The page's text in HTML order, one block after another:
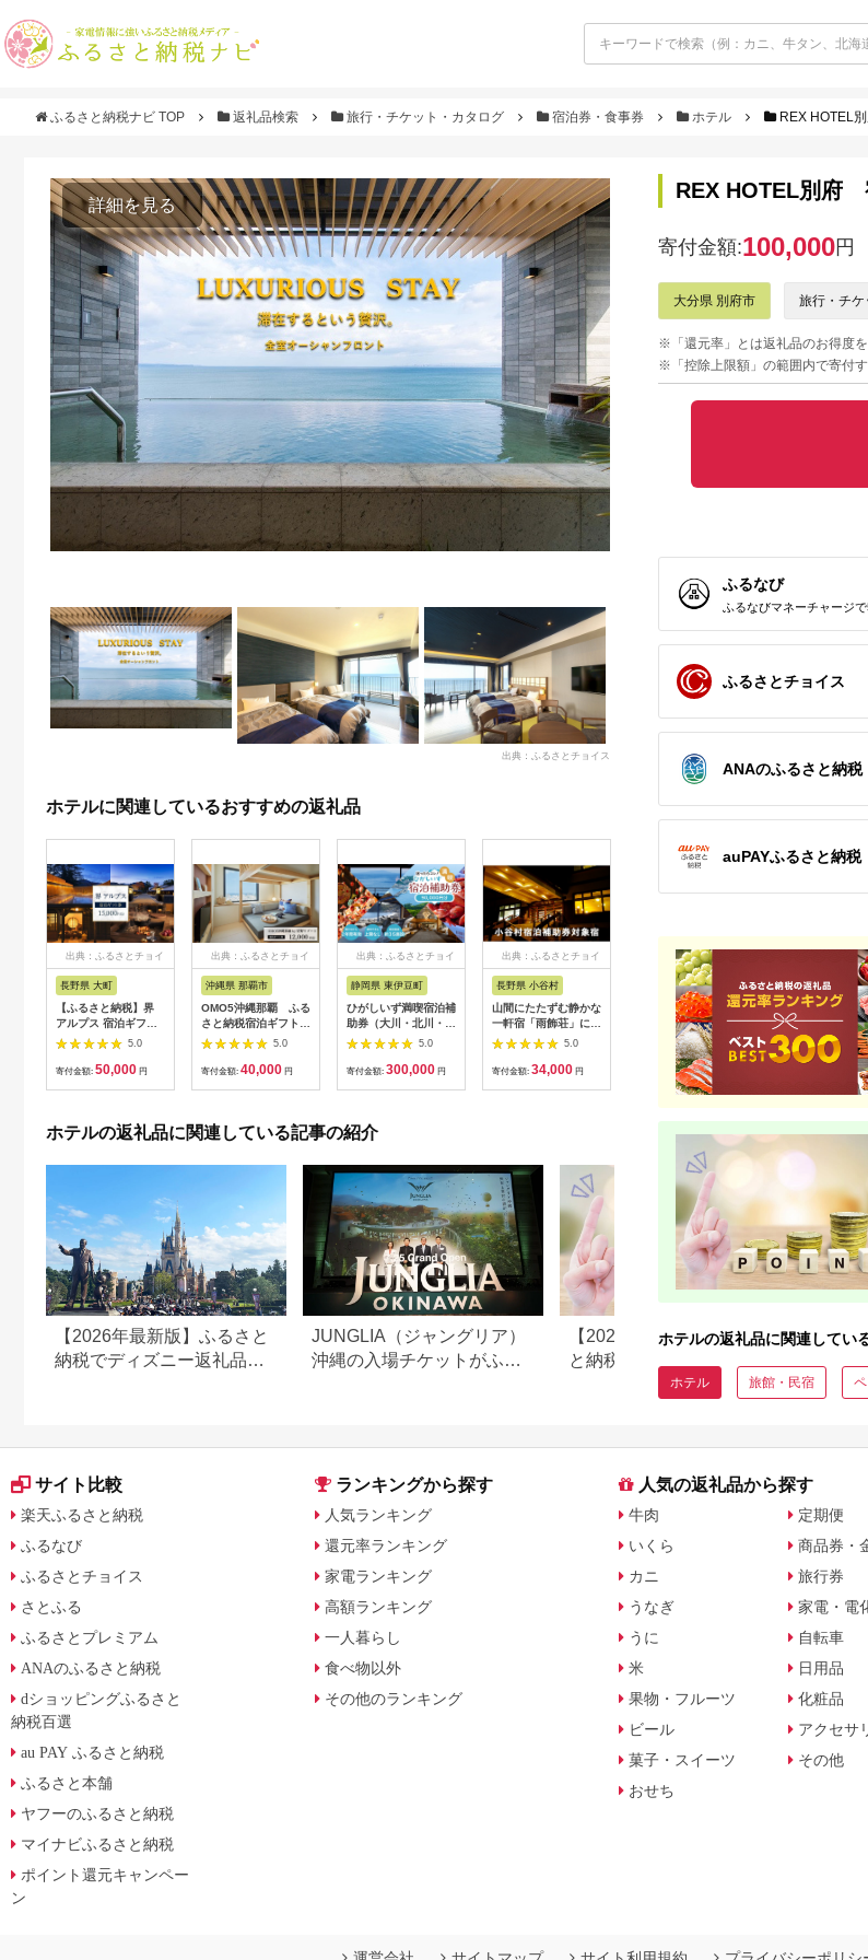
ふるさと納税ナビ TOP 返礼品検索 旅行・チケット・カタログ 宿泊券・食事券 ホテル REX HOTEL
詳細を見る
出典：ふるさとチョイス
ホテルに関連しているおすすめの返礼品
出典：ふるさとチョイ
ス
長野県 大町
【ふるさと納税】界
アルプス 宿泊ギフト
券（15,000円分）
【星野リゾート】
5.0
寄付金額: 50,000 円
出典：ふるさとチョイ
ス
沖縄県 那覇市
OMO5沖縄那覇 ふる
さと納税宿泊ギフト券
(12,000円)
5.0
寄付金額: 40,000 円
出典：ふるさとチョイ
ス
静岡県 東伊豆町
ひがしいず満喫宿泊補
助券（大川・北川・熱
川・片瀬・白田・稲取
5.0
寄付金額: 300,000 円
出典：ふるさとチョイ
ス
長野県 小谷村
山間にたたずむ静かな
一軒宿「雨飾荘」に泊
まる！小谷村宿泊券
5.0
寄付金額: 34,000 円
出典：ふるさとチョイ
大阪府 泉佐野市
ホテル日航関西空港
利用券（3,000円分）
【旅行 宿泊 出張 前泊
後泊 ファミリー 空港
ターミナルビル 徒歩
5.0
寄付金額:10,000
出典：ふるさと
熊本県 熊本市
【レフ熊本 by
ルホテルズ】ご
モデレートルー
様 朝食付 チケッ
利用券 ペア宿泊
5.0
65,000
ホテルの返礼品に関連している記事の紹介
【2026年最新版】ふるさと
納税でディズニー返礼品は
JUNGLIA（ジャングリア）
沖縄の入場チケットがふる
【2025年10月以降】ふるさ
と納税でポイントは貯ま
る？ポータル還元廃止後
長野
REX HOTEL別府
寄付金額:100,000円
大分県 別府市 旅行・チ
※「還元率」とは返礼品のお得度
※「控除上限額」の範囲内で寄付
ふるなび
ふるなびマネーチャージで
ふるさとチョイス
ANAのふるさと納税
auPAYふるさと納税
ホテルの返礼品に関連してい
ホテル 旅館・民宿
サイト比較
楽天ふるさと納税
ふるなび
ふるさとチョイス
さとふる
ふるさとプレミアム
ANAのふるさと納税
dショッピングふるさと
納税百選
au PAY ふるさと納税
ふるさと本舗
ヤフーのふるさと納税
マイナビふるさと納税
ポイント還元キャンペー
ン
ランキングから探す
人気ランキング
還元率ランキング
家電ランキング
高額ランキング
一人暮らし
食べ物以外
その他のランキング
人気の返礼品から探す
牛肉
いくら
カニ
うなぎ
うに
米
果物・フルーツ
ビール
菓子・スイーツ
おせち
定期便
商品券・
旅行券
家電・電
自転車
日用品
化粧品
アクセサ
その他